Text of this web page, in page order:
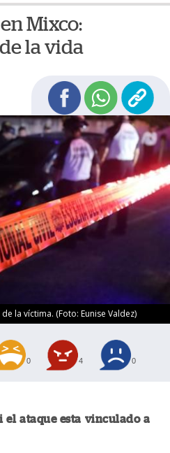
Mixco:
la vida
la víctima. (Foto: Eunise Valdez)
0 4 0
el ataque esta vinculado a